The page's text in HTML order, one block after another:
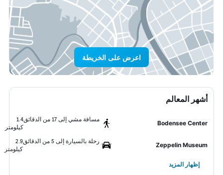
اعرض على الخريطة
أشهر المعالم
Bodensee Center
مسافة مشي إلى 17 من الدقائق
1.4
كيلومتر
Zeppelin Museum
رحلة بالسيارة إلى 5 من الدقائق
2.9
كيلومتر
إظهار المزيد